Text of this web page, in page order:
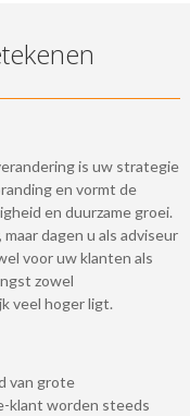
is uw strategie
en vormt de
en duurzame groei.
dagen u als adviseur
voor uw klanten als
zowel
veel hoger ligt.
van grote
klant worden steeds